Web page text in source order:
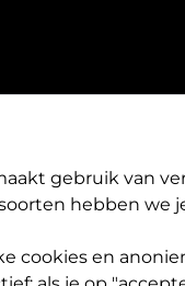
gebruik van
hebben we
cookies en